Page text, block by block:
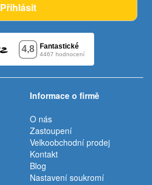
Přihlásit
Informace o firmě
O nás
Zastoupení
Velkoobchodní prodej
Kontakt
Blog
Nastavení soukromí